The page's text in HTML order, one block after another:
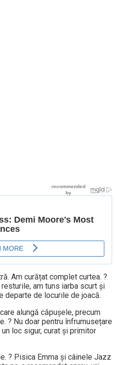
Am curățat complet curtea. ?
am tuns iarba scurt și
departe de locurile de joacă.
alungă căpușele, precum
? Nu doar pentru înfrumusețare
loc sigur, curat și primitor
? Pisica Emma și câinele Jazz